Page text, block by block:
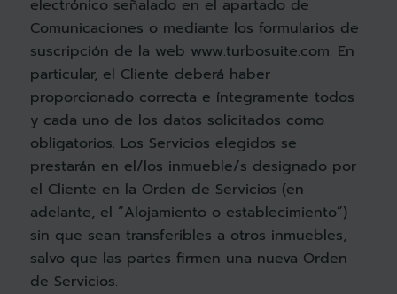
electrónico señalado en el apartado de
Comunicaciones o mediante los formularios de
suscripción de la web www.turbosuite.com. En
particular, el Cliente deberá haber
proporcionado correcta e íntegramente todos
y cada uno de los datos solicitados como
obligatorios. Los Servicios elegidos se
prestarán en el/los inmueble/s designado por
el Cliente en la Orden de Servicios (en
adelante, el “Alojamiento o establecimiento”)
sin que sean transferibles a otros inmuebles,
salvo que las partes firmen una nueva Orden
de Servicios.